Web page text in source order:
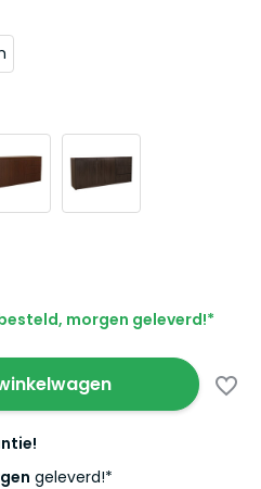
morgen geleverd!*
geleverd!*